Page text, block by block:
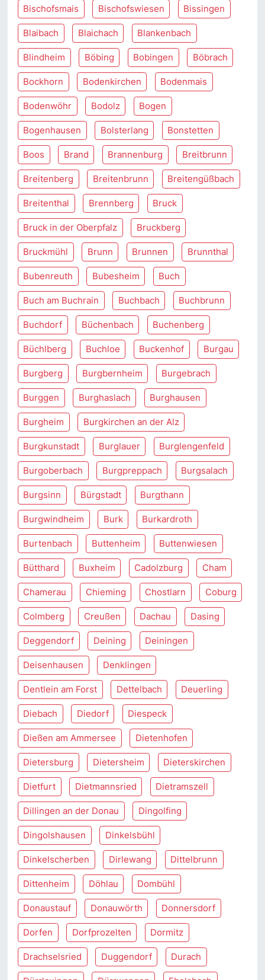
Bischofsmais Bischofswiesen Bissingen
Blaibach Blaichach Blankenbach
Blindheim Böbing Bobingen Böbrach
Bockhorn Bodenkirchen Bodenmais
Bodenwöhr Bodolz Bogen
Bogenhausen Bolsterlang Bonstetten
Boos Brand Brannenburg Breitbrunn
Breitenberg Breitenbrunn Breitengüßbach
Breitenthal Brennberg Bruck
Bruck in der Oberpfalz Bruckberg
Bruckmühl Brunn Brunnen Brunnthal
Bubenreuth Bubesheim Buch
Buch am Buchrain Buchbach Buchbrunn
Buchdorf Büchenbach Buchenberg
Büchlberg Buchloe Buckenhof Burgau
Burgberg Burgbernheim Burgebrach
Burggen Burghaslach Burghausen
Burgheim Burgkirchen an der Alz
Burgkunstadt Burglauer Burglengenfeld
Burgoberbach Burgpreppach Burgsalach
Burgsinn Bürgstadt Burgthann
Burgwindheim Burk Burkardroth
Burtenbach Buttenheim Buttenwiesen
Bütthard Buxheim Cadolzburg Cham
Chamerau Chieming Chostlarn Coburg
Colmberg Creußen Dachau Dasing
Deggendorf Deining Deiningen
Deisenhausen Denklingen
Dentlein am Forst Dettelbach Deuerling
Diebach Diedorf Diespeck
Dießen am Ammersee Dietenhofen
Dietersburg Dietersheim Dieterskirchen
Dietfurt Dietmannsried Dietramszell
Dillingen an der Donau Dingolfing
Dingolshausen Dinkelsbühl
Dinkelscherben Dirlewang Dittelbrunn
Dittenheim Döhlau Dombühl
Donaustauf Donauwörth Donnersdorf
Dorfen Dorfprozelten Dormitz
Drachselsried Duggendorf Durach